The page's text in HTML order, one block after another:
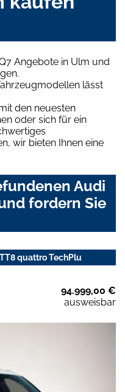
Angebote in Ulm und
lässt
den neuesten
oder sich für ein
wir bieten Ihnen eine
Audi
fordern Sie
quattro TechPlu
94.999,00 €
ausweisbar